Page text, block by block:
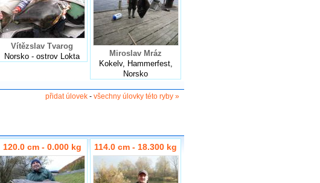
Vítězslav Tvarog
Norsko - ostrov Lokta
Miroslav Mráz
Kokelv, Hammerfest,
Norsko
přidat úlovek - všechny úlovky této ryby »
120.0 cm - 0.000 kg 114.0 cm - 18.300 kg